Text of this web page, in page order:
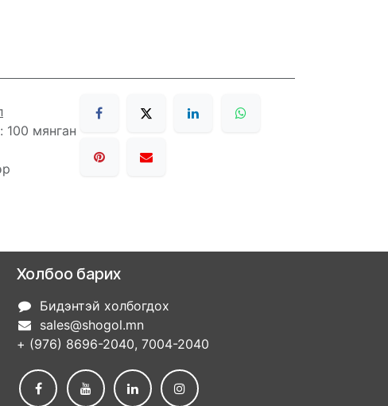
100 мянган
Холбоо барих
Бидэнтэй холбогдох
sales@shogol.mn
+ (976) 8696-2040, 7004-2040